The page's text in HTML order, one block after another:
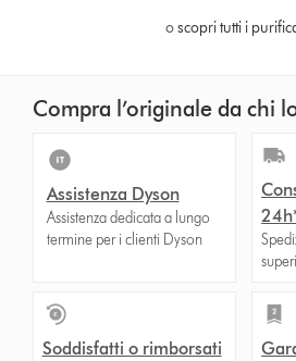
oscopri tutti i
Compra l’originale da chi
Assistenza Dyson
Assistenza dedicata a lungo
termine per i clienti Dyson
Soddisfatti o rimborsati